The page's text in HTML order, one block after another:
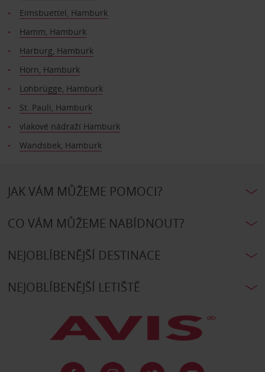
Eimsbuettel, Hamburk
Hamm, Hamburk
Harburg, Hamburk
Horn, Hamburk
Lohbrügge, Hamburk
St. Pauli, Hamburk
vlakové nádraží Hamburk
Wandsbek, Hamburk
JAK VÁM MŮŽEME POMOCI?
CO VÁM MŮŽEME NABÍDNOUT?
NEJOBLÍBENĚJŠÍ DESTINACE
NEJOBLÍBENĚJŠÍ LETIŠTĚ